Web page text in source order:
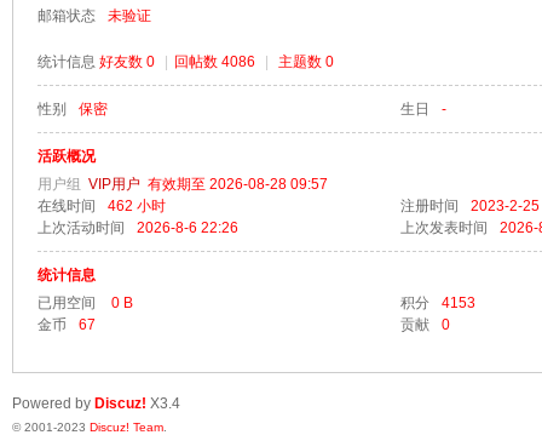
邮箱状态 未验证
统计信息 好友数 0 回帖数 4086 主题数 0
性别 保密 生日 -
活跃概况
用户组 VIP用户 有效期至 2026-08-28 09:57
在线时间
462 小时 注册时间
2023-2-
上次活动时间
2026-8-6 22:26 上次发表时间 2026-
统计信息
已用空间
0 B 积分
4153
金币
67 贡献 0
Powered by Discuz! X3.4
© 2001-2023 Discuz! Team.